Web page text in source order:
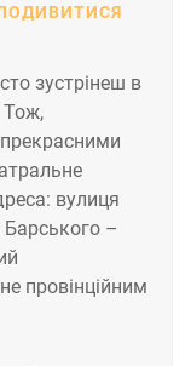
зустрінеш в
Тож,
вулиця
Барського –
провінційним